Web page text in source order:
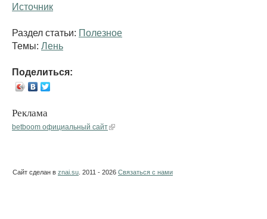
Источник
Раздел статьи: Полезное
Темы: Лень
Поделиться:
Реклама
betboom официальный сайт
Сайт сделан в znai.su . 2011 - 2026 Связаться с нами